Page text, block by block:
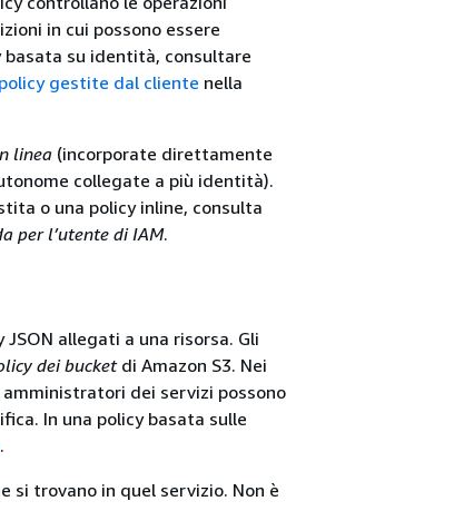
in cui possono essere
basata su identità, consultare
gestite dal cliente nella
linea (incorporate direttamente
collegate a più identità).
o una policy inline, consulta
per l’utente di IAM.
allegati a una risorsa. Gli
dei bucketdi Amazon S3. Nei
dei servizi possono
In una policy basata sulle
.
si trovano in quel servizio. Non è